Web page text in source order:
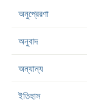
অনুপ্রেরণা
অনুবাদ
অন্যান্য
ইতিহাস